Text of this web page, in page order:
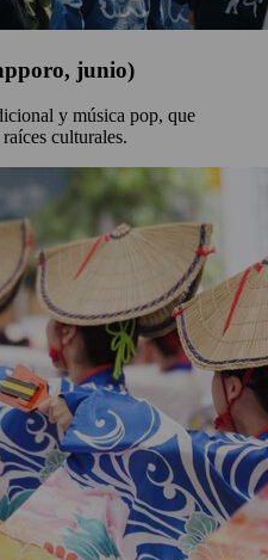
junio)
y música pop, que
culturales.